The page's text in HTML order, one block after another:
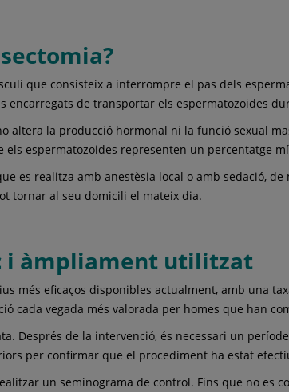
que consisteix a interrompre el pas dels
encarregats de transportar els espermatozoides
altera la producció hormonal ni la funció sexual
els espermatozoides representen un percentatge
es realitza amb anestèsia local o amb sedació,
tornar al seu domicili el mateix dia.
i àmpliament utilitzat
més eficaços disponibles actualment, amb una
cada vegada més valorada per homes que han
Després de la intervenció, és necessari un
per confirmar que el procediment ha estat
un seminograma de control. Fins que no es